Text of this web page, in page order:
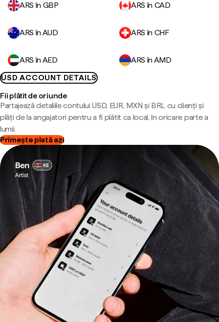
ARS în GBP ARS în CAD
ARS în AUD ARS în CHF
ARS în AED
ARS în AMD
USD ACCOUNT DETAILS
Fii plătit de oriunde
Partajează detaliile contului USD, EUR, MXN și BRL cu clienți și
plăți de la angajatori pentru a fi plătit ca local, în oricare parte a
lumii.
Primește plată azi